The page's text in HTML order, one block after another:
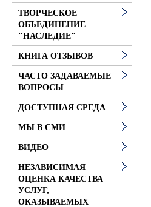
ТВОРЧЕСКОЕ
ОБЪЕДИНЕНИЕ
"НАСЛЕДИЕ"
КНИГА ОТЗЫВОВ
ЧАСТО ЗАДАВАЕМЫЕ
ВОПРОСЫ
ДОСТУПНАЯ СРЕДА
МЫ В СМИ
ВИДЕО
НЕЗАВИСИМАЯ
ОЦЕНКА КАЧЕСТВА
УСЛУГ,
ОКАЗЫВАЕМЫХ